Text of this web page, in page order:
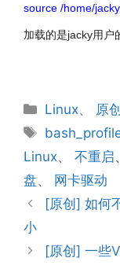
source /home/
加载的是jacky用户
分
类
Linux、 原
标
Linux、 不重启
盘、 网卡驱动
[原创] 如何
小
[原创] 一些